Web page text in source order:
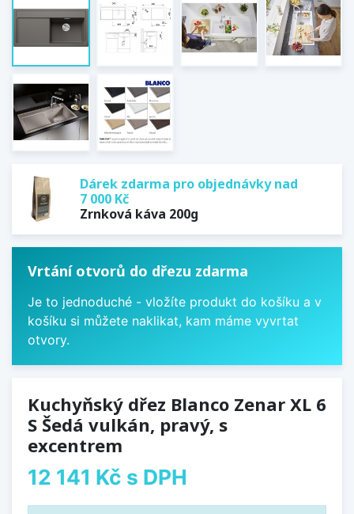
Dárek zdarma pro objednávky nad
7 000 Kč
Zrnková káva 200g
Vrtání otvorů do dřezu zdarma
Je to jednoduché - vložíte produkt do košíku a v
košíku si můžete naklikat, kam máme vyvrtat
otvory.
Kuchyňský dřez Blanco Zenar XL 6
S Šedá vulkán, pravý, s
excentrem
12 141 Kč s DPH